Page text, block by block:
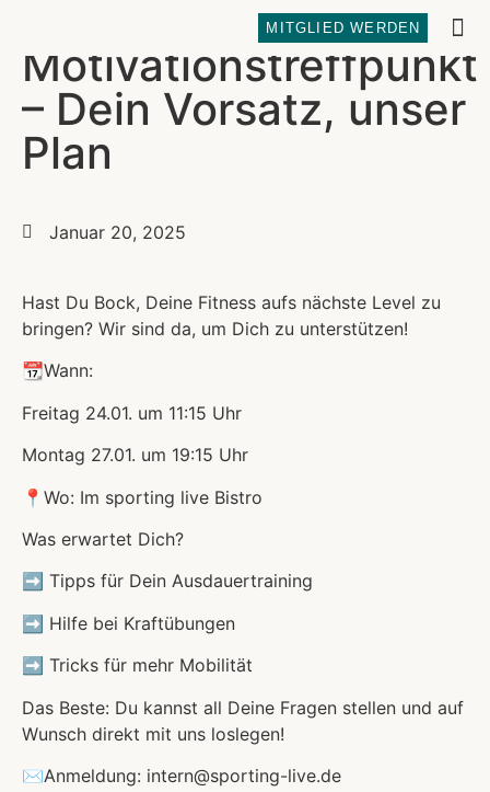
MITGLIED WERDEN
Motivationstreffpunkt
– Dein Vorsatz, unser
Plan
Januar 20, 2025
Hast Du Bock, Deine Fitness aufs nächste Level zu
bringen? Wir sind da, um Dich zu unterstützen!
📆Wann:
Freitag 24.01. um 11:15 Uhr
Montag 27.01. um 19:15 Uhr
📍Wo: Im sporting live Bistro
Was erwartet Dich?
➡️ Tipps für Dein Ausdauertraining
➡️ Hilfe bei Kraftübungen
➡️ Tricks für mehr Mobilität
Das Beste: Du kannst all Deine Fragen stellen und auf
Wunsch direkt mit uns loslegen!
✉️Anmeldung: intern@sporting-live.de